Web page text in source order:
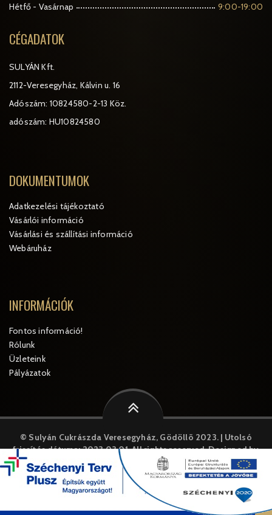
Hétfő - Vasárnap 9:00-19:00
CÉGADATOK
SULYÁN Kft.
2112-Veresegyház, Kálvin u. 16
Adószám: 10824580-2-13 Köz.
adószám: HU10824580
DOKUMENTUMOK
Adatkezelési tájékoztató
Vásárlói információ
Vásárlási és szállítási információ
Webáruház
INFORMÁCIÓK
Fontos információ!
Rólunk
Üzleteink
Pályázatok
© Sulyán Cukrászda Veresegyház, Gödöllõ 2023. | Utolsó
frissítés dátuma: 2023.03.01.All rights reserved. Designed by
MySystem
Az üzlet kamera megfigyelés alatt áll!
A weboldal cookie-kat("sütiket") használ. A weboldal további
használatával Ön jóváhagyja a cookie-k használatát.
ELFOGADOM